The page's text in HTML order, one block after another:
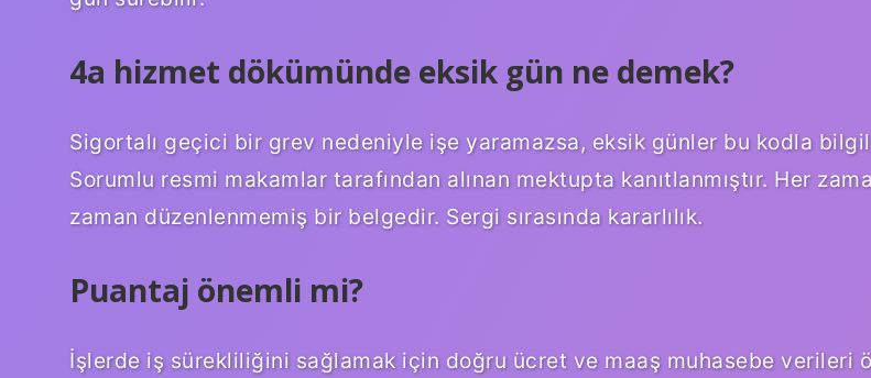
4a hizmet dökümünde eksik gün ne demek?
Sigortalı geçici bir grev nedeniyle işe yaramazsa, eksik günler bu kodla
Sorumlu resmi makamlar tarafından alınan mektupta kanıtlanmıştır. Her
zaman düzenlenmemiş bir belgedir. Sergi sırasında kararlılık.
Puantaj önemli mi?
İşlerde iş sürekliliğini sağlamak için doğru ücret ve maaş muhasebe verileri